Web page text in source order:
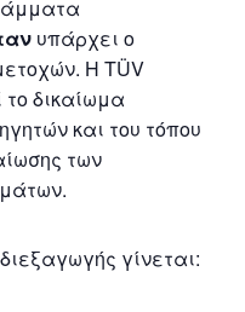
υπάρχει ο
Η TÜV
το δικαίωμα
και του τόπου
των
γίνεται: